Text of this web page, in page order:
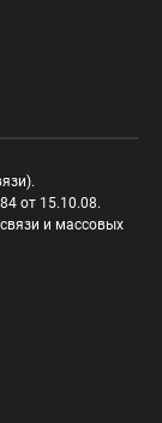
от 15.10.08.
и массовых